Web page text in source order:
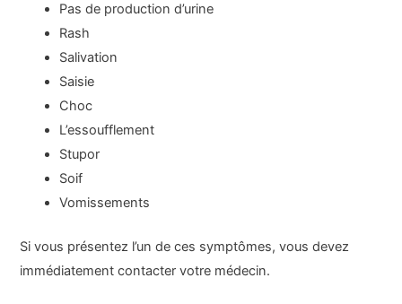
Pas de production d’urine
Rash
Salivation
Saisie
Choc
L’essoufflement
Stupor
Soif
Vomissements
Si vous présentez l’un de ces symptômes, vous devez
immédiatement contacter votre médecin.